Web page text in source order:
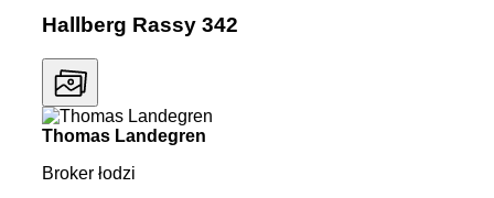
Hallberg Rassy 342
Thomas Landegren
Broker łodzi